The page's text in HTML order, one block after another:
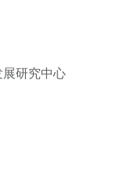
研究中心